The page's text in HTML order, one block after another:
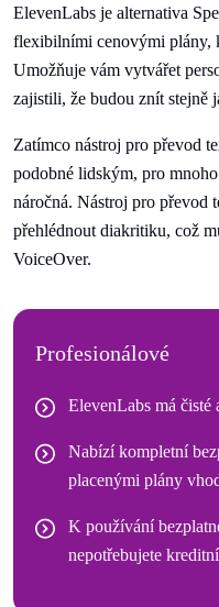
ElevenLabs je alternativa
flexibilními cenovými plány,
Umožňuje vám vytvářet
zajistili, že budou znít stejně
Zatímco nástroj pro převod
podobné lidským, pro
náročná. Nástroj pro převod
přehlédnout diakritiku, což
VoiceOver.
Profesionálové
ElevenLabs má
Nabízí kompletní
placenými plány
K používání
nepotřebujete